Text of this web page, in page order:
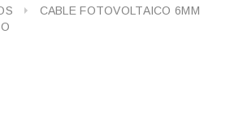
CABLE FOTOVOLTAICO 6MM